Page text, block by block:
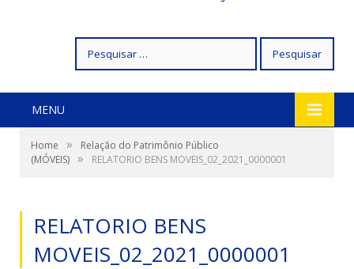
por:
MENU
Home »
Relação do Patrimônio Público
(MÓVEIS) » RELATORIO BENS MOVEIS_02_2021_0000001
RELATORIO BENS
MOVEIS_02_2021_0000001